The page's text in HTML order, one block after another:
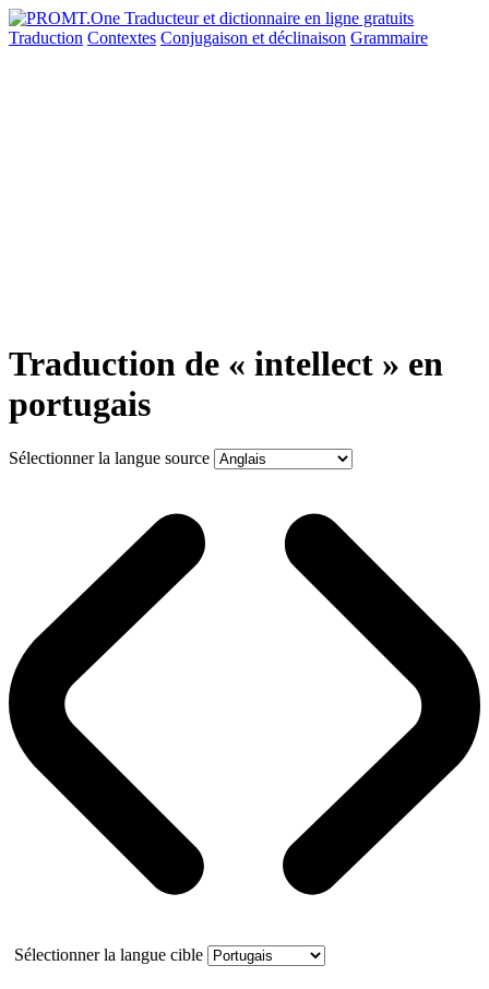
Traduction Contextes Conjugaison et déclinaison Grammaire
Traduction de « intellect » en
portugais
Sélectionner la langue source
Sélectionner la langue cible